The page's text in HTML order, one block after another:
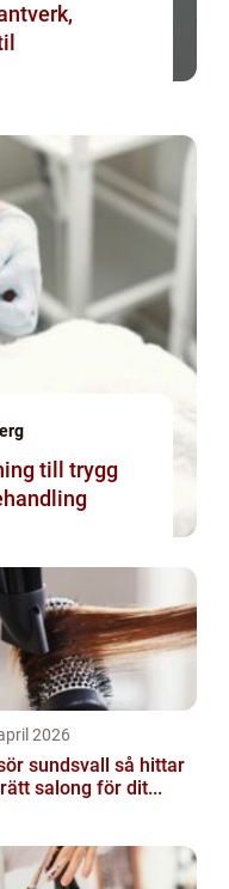
till trygg
2026
sundsvall så hittar
salong för dit...